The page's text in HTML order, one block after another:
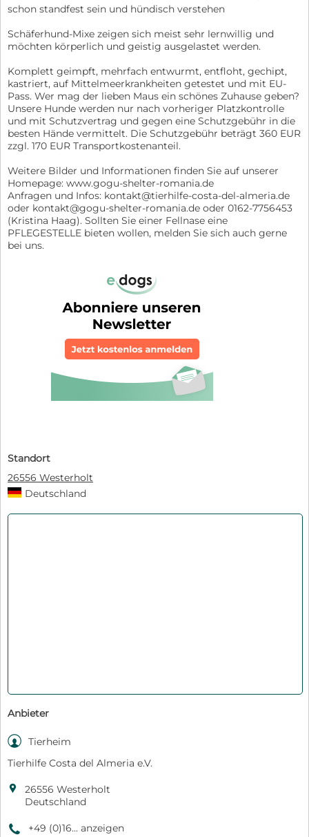
schon standfest sein und hündisch verstehen
Schäferhund-Mixe zeigen sich meist sehr lernwillig und
möchten körperlich und geistig ausgelastet werden.
Komplett geimpft, mehrfach entwurmt, entfloht, gechipt,
kastriert, auf Mittelmeerkrankheiten getestet und mit EU-
Pass. Wer mag der lieben Maus ein schönes Zuhause geben?
Unsere Hunde werden nur nach vorheriger Platzkontrolle
und mit Schutzvertrag und gegen eine Schutzgebühr in die
besten Hände vermittelt. Die Schutzgebühr beträgt 360 EUR
zzgl. 170 EUR Transportkostenanteil.
Weitere Bilder und Informationen finden Sie auf unserer
Homepage: www.gogu-shelter-romania.de
Anfragen und Infos: kontakt@tierhilfe-costa-del-almeria.de
oder kontakt@gogu-shelter-romania.de oder 0162-7756453
(Kristina Haag). Sollten Sie einer Fellnase eine
PFLEGESTELLE bieten wollen, melden Sie sich auch gerne
bei uns.
Standort
26556 Westerholt
Deutschland
Anbieter
 Tierheim
Tierhilfe Costa del Almeria e.V.

26556 Westerholt
Deutschland
9 +49 (0)16... anzeigen